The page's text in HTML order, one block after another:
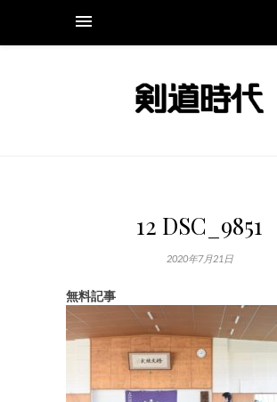
12 DSC_9851
2020年7月21日
無料記事